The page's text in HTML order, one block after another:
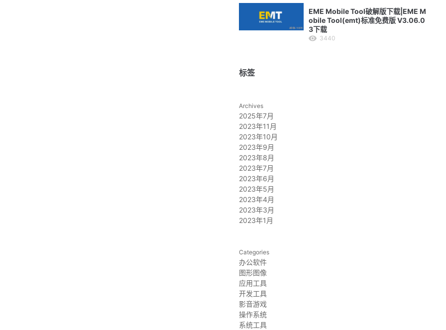
EME Mobile Tool破解版下载|EME M
obile Tool(emt)标准免费版 V3.06.0
3下载
3440
标签
Archives
2025年7月
2023年11月
2023年10月
2023年9月
2023年8月
2023年7月
2023年6月
2023年5月
2023年4月
2023年3月
2023年1月
Categories
办公软件
图形图像
应用工具
开发工具
影音游戏
操作系统
系统工具